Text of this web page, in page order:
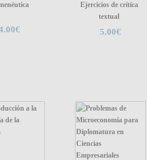
Ejercicios de crítica
textual
5.00€